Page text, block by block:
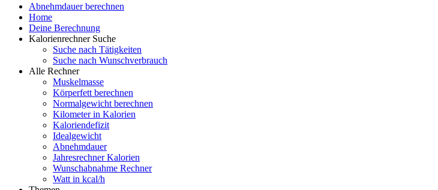
Abnehmdauer berechnen
Home
Deine Berechnung
Kalorienrechner Suche
Suche nach Tätigkeiten
Suche nach Wunschverbrauch
Alle Rechner
Muskelmasse
Körperfett berechnen
Normalgewicht berechnen
Kilometer in Kalorien
Kaloriendefizit
Idealgewicht
Abnehmdauer
Jahresrechner Kalorien
Wunschabnahme Rechner
Watt in kcal/h